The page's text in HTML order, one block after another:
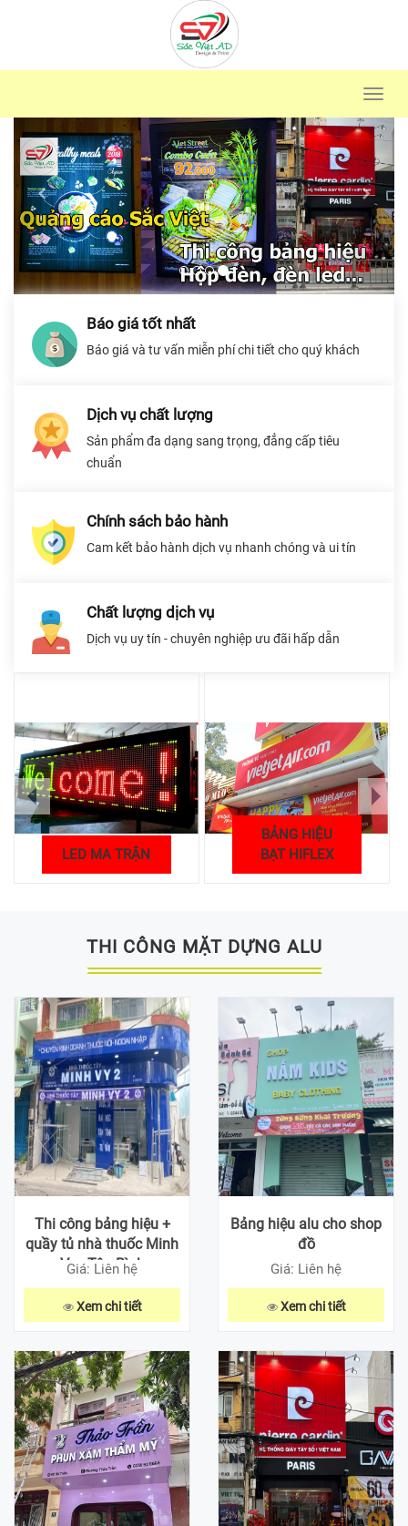
Báo giá tốt nhất
Báo giá và tư vấn miễn phí chi tiết cho quý khách
Dịch vụ chất lượng
Sản phẩm đa dạng sang trọng, đẳng cấp tiêu
chuẩn
Chính sách bảo hành
Cam kết bảo hành dịch vụ nhanh chóng và ui tín
Chất lượng dịch vụ
Dịch vụ uy tín - chuyên nghiệp ưu đãi hấp dẫn
BẢNG HIỆU
BẠT HIFLEX
HỘP ĐÈN BẠT
3M IN UV
prev next
THI CÔNG MẶT DỰNG ALU
Thi công bảng hiệu +
quầy tủ nhà thuốc Minh
Vy - Tân Bình
Giá: Liên hệ
Xem chi tiết
Bảng hiệu alu cho shop
đồ
Giá: Liên hệ
Xem chi tiết